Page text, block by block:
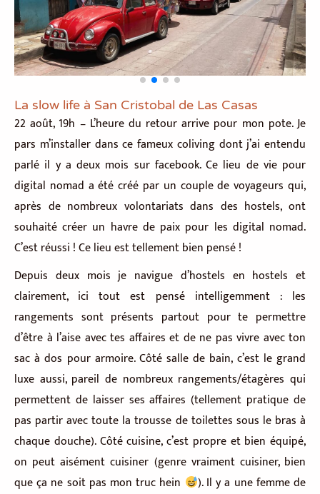
La slow life à San Cristobal de Las Casas
22 août, 19h – L’heure du retour arrive pour mon pote. Je
pars m’installer dans ce fameux coliving dont j’ai entendu
parlé il y a deux mois sur facebook. Ce lieu de vie pour
digital nomad a été créé par un couple de voyageurs qui,
après de nombreux volontariats dans des hostels, ont
souhaité créer un havre de paix pour les digital nomad.
C’est réussi ! Ce lieu est tellement bien pensé !
Depuis deux mois je navigue d’hostels en hostels et
clairement, ici tout est pensé intelligemment : les
rangements sont présents partout pour te permettre
d’être à l’aise avec tes affaires et de ne pas vivre avec ton
sac à dos pour armoire. Côté salle de bain, c’est le grand
luxe aussi, pareil de nombreux rangements/étagères qui
permettent de laisser ses affaires (tellement pratique de
pas partir avec toute la trousse de toilettes sous le bras à
chaque douche). Côté cuisine, c’est propre et bien équipé,
on peut aisément cuisiner (genre vraiment cuisiner, bien
que ça ne soit pas mon truc hein
). Il y a une femme de